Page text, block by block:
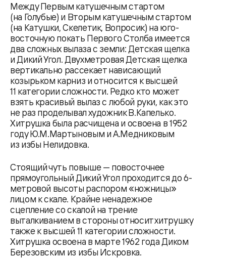
Между Первым катушечным стартом
(на Голубые) и Вторым катушечным стартом
(на Катушки, Скелетик, Вопросик) на юго-
восточную покать Первого Столба имеется
два сложных вылаза с земли: Детская щелка
и Дикий Угол. Двухметровая Детская щелка
вертикально рассекает нависающий
козырьком карниз и относится к высшей
11 категории сложности. Редко кто может
взять красивый вылаз с любой руки, как это
не раз проделывал художник В.Капелько.
Хитрушка была расчищена и освоена в 1952
году Ю.М.Мартыновым и А.Медниковым
из избы Нелидовка.
Стоящий чуть повыше — повосточнее
прямоугольный Дикий Угол проходится до 6-
метровой высоты распором «ножницы»
лицом к скале. Крайне ненадежное
сцепление со скалой на трение
выталкиванием в стороны относит хитрушку
также к высшей 11 категории сложности.
Хитрушка освоена в марте 1962 года Диком
Березовским из избы Искровка.